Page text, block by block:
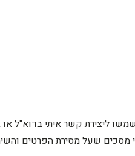
ליצירת קשר איתי בדוא"ל
מסכים שעל מסירת הפרטים